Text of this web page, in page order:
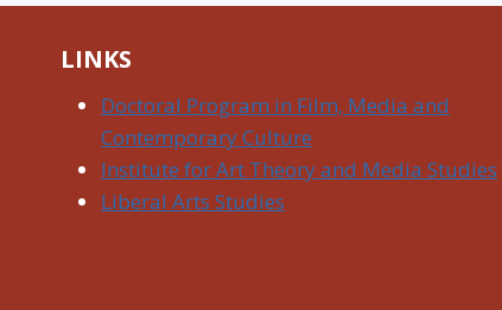
LINKS
Doctoral Program in Film, Media and
Contemporary Culture
Institute for Art Theory and Media Studies
Liberal Arts Studies